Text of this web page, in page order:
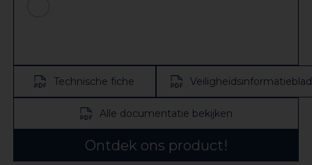
Technische fiche Veiligheidsinformatieblad
Alle documentatie bekijken
Ontdek ons product!